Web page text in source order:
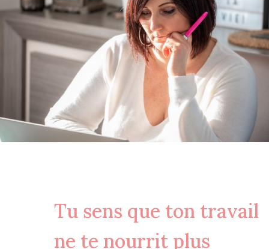
Tu sens que ton travail
ne te nourrit plus